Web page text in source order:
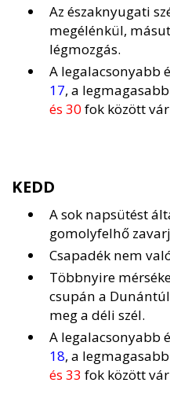
Az északnyugati
megélénkül,
légmozgás.
A legalacsonyabb
17, a
és 30fok között
KEDD
A sok napsütést
gomolyfelhő
Csapadék nem
Többnyire
csupán a
meg a déli szél.
A legalacsonyabb
18, a
és 33 fok között